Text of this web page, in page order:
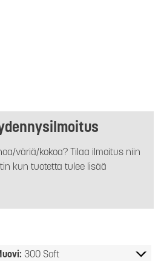
väriä/kokoa? Tilaa ilmoitus niin
kun tuotetta tulee lisää
300 Soft